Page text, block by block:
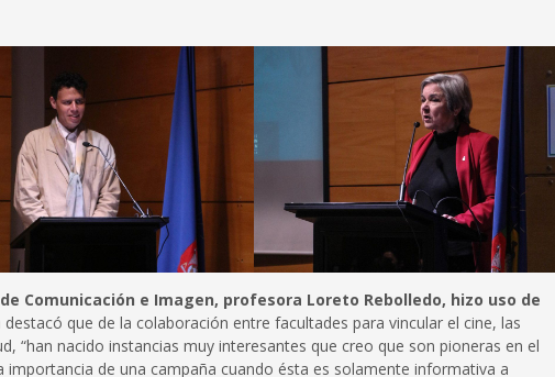
Comunicación e Imagen, profesora Loreto Rebolledo, hizo uso de
destacó que de la colaboración entre facultades para vincular el cine, las
“han nacido instancias muy interesantes que creo que son pioneras en el
de una campaña cuando ésta es solamente informativa a